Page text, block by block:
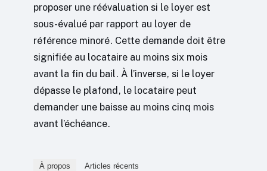
proposer une réévaluation si le loyer est
sous-évalué par rapport au loyer de
référence minoré. Cette demande doit être
signifiée au locataire au moins six mois
avant la fin du bail. À l’inverse, si le loyer
dépasse le plafond, le locataire peut
demander une baisse au moins cinq mois
avant l’échéance.
À propos Articles récents